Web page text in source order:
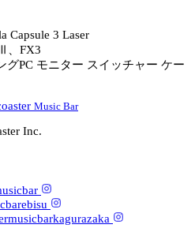
Capsule 3 Laser
、FX3
グPC モニター スイッチャー ケー
Music Bar
Inc.